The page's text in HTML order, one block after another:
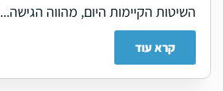
השיטות הקיימות היום, מהווה הגישה...
קרא עוד